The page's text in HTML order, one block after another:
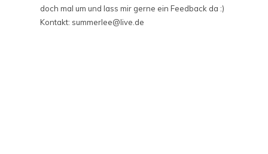
doch mal um und lass mir gerne ein Feedback da :)
Kontakt: summerlee@live.de